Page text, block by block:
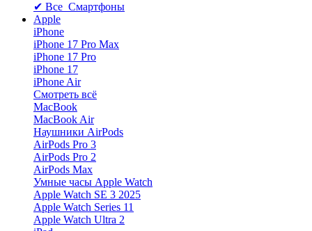
✔ Все Смартфоны
Apple
iPhone
iPhone 17 Pro Max
iPhone 17 Pro
iPhone 17
iPhone Air
Смотреть всё
MacBook
MacBook Air
Наушники AirPods
AirPods Pro 3
AirPods Pro 2
AirPods Max
Умные часы Apple Watch
Apple Watch SE 3 2025
Apple Watch Series 11
Apple Watch Ultra 2